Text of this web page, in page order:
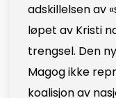
adskillelsen av
løpet av Kristi
trengsel. Den
Magog ikke
koalisjon av